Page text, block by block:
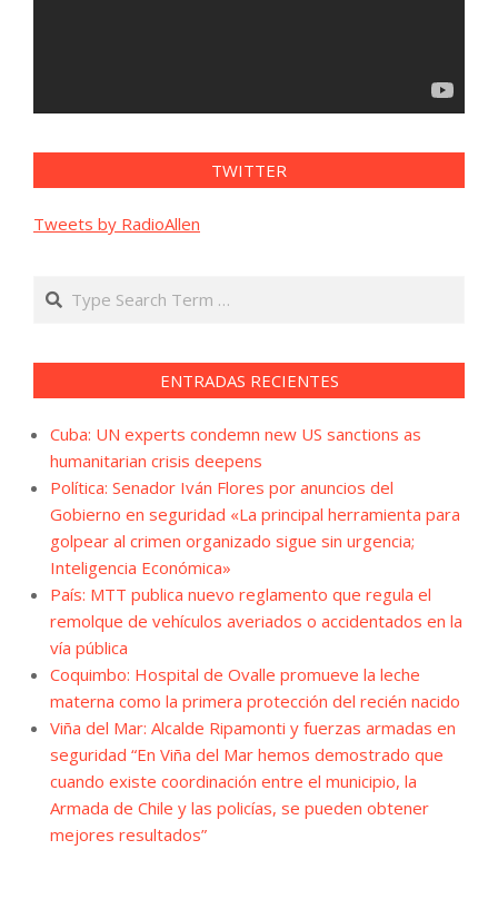
TWITTER
Tweets by RadioAllen
Search
ENTRADAS RECIENTES
Cuba: UN experts condemn new US sanctions as
humanitarian crisis deepens
Política: Senador Iván Flores por anuncios del
Gobierno en seguridad «La principal herramienta para
golpear al crimen organizado sigue sin urgencia;
Inteligencia Económica»
País: MTT publica nuevo reglamento que regula el
remolque de vehículos averiados o accidentados en la
vía pública
Coquimbo: Hospital de Ovalle promueve la leche
materna como la primera protección del recién nacido
Viña del Mar: Alcalde Ripamonti y fuerzas armadas en
seguridad “En Viña del Mar hemos demostrado que
cuando existe coordinación entre el municipio, la
Armada de Chile y las policías, se pueden obtener
mejores resultados”